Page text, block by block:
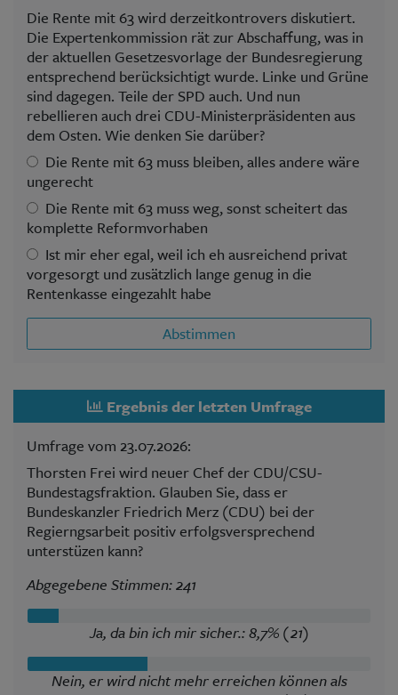
Die Rente mit 63 wird derzeitkontrovers diskutiert.
Die Expertenkommission rät zur Abschaffung, was in
der aktuellen Gesetzesvorlage der Bundesregierung
entsprechend berücksichtigt wurde. Linke und Grüne
sind dagegen. Teile der SPD auch. Und nun
rebellieren auch drei CDU-Ministerpräsidenten aus
dem Osten. Wie denken Sie darüber?
Die Rente mit 63 muss bleiben, alles andere wäre
ungerecht
Die Rente mit 63 muss weg, sonst scheitert das
komplette Reformvorhaben
Ist mir eher egal, weil ich eh ausreichend privat
vorgesorgt und zusätzlich lange genug in die
Rentenkasse eingezahlt habe
Abstimmen
Ergebnis der letzten Umfrage
Umfrage vom 23.07.2026:
Thorsten Frei wird neuer Chef der CDU/CSU-
Bundestagsfraktion. Glauben Sie, dass er
Bundeskanzler Friedrich Merz (CDU) bei der
Regierngsarbeit positiv erfolgsversprechend
unterstüzen kann?
Abgegebene Stimmen: 241
Ja, da bin ich mir sicher.: 8,7% (21)
Nein, er wird nicht mehr erreichen können als